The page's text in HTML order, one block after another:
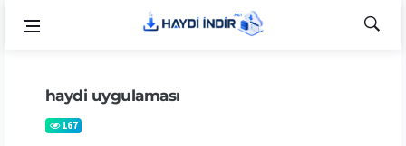
haydi uygulaması
167